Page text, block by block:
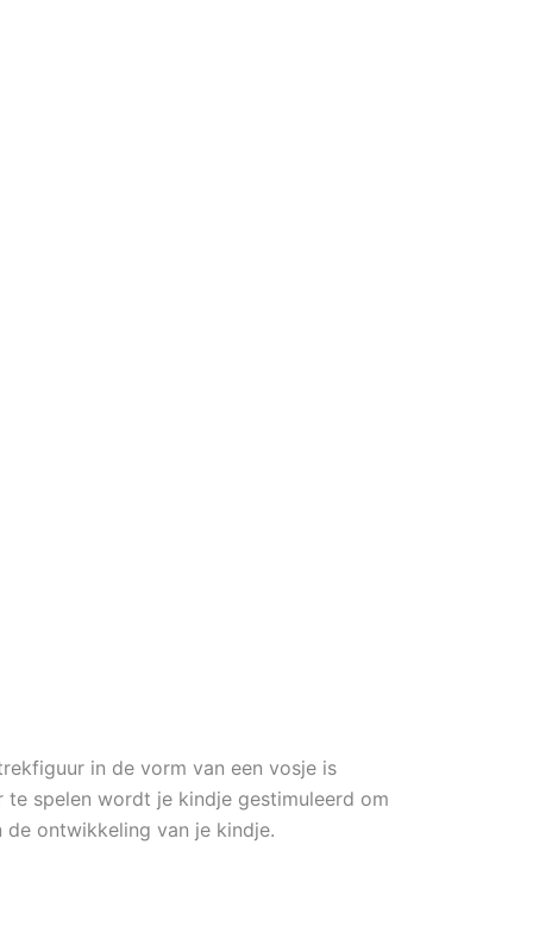
in de vorm van een vosje is
spelen wordt je kindje gestimuleerd om
ontwikkeling van je kindje.